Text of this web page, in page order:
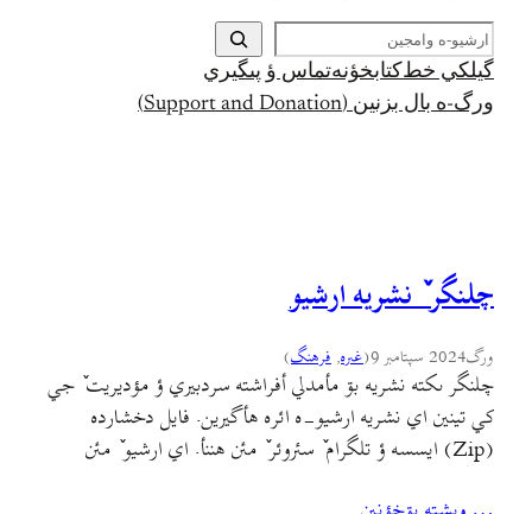
ج
س
ت
ج
گيلکي خط کتابخؤنهتماس ؤ پىگيري
ورگ-ه بال بزنين (Support and Donation)
چلنگر ٚ نشريه ارشيو
ورگ2024 سپتامبر 9 (غىره, فرهنگ)
چلنگر ىکته نشريه بۊ مأمدلي أفراشته سردبيري ؤ مؤديريت ٚ جي
کي تينين اي نشريه ارشيو-ه ائره هأگيرين. فايل دخشارده
(Zip) ايسسه ؤ تلگرام ٚ سئروئر ٚ مئن هننأ. اي ارشيو ٚ مئن